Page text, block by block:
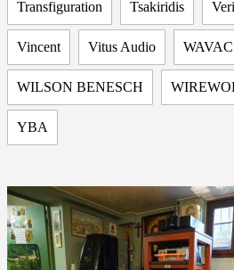
Transfiguration Tsakiridis
Vincent Vitus Audio WAVAC
WILSON BENESCH
YBA